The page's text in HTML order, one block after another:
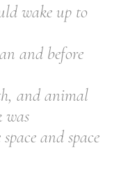
wake up to
and before
and animal
was
and space